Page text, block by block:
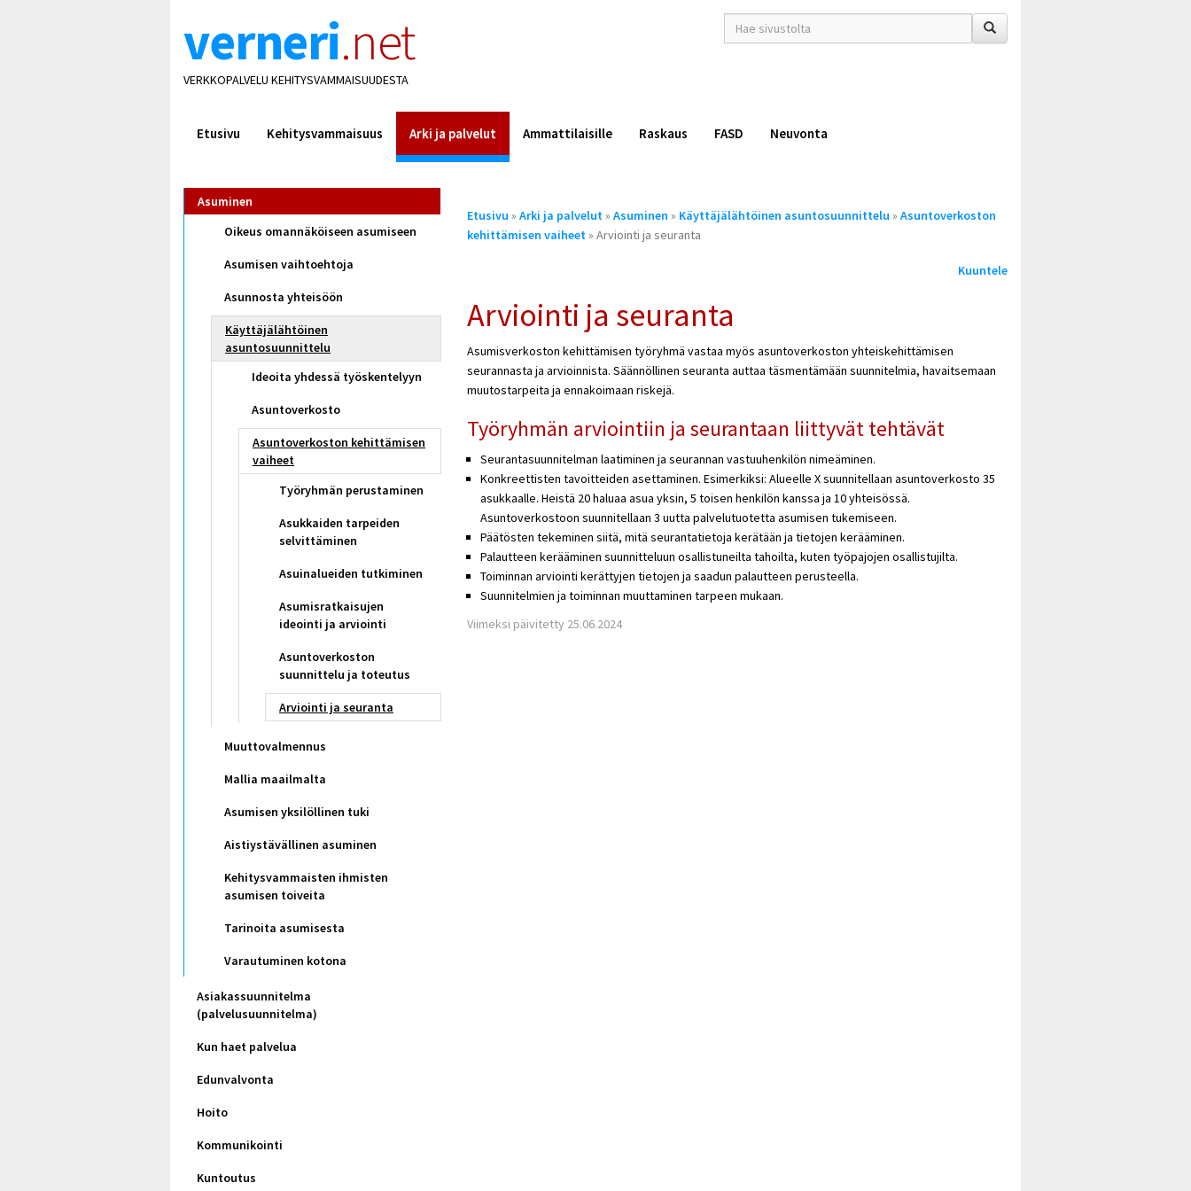
verneri.net
VERKKOPALVELU KEHITYSVAMMAISUUDESTA
hakusana(t)
*
Etusivu Kehitysvammaisuus Arki ja palvelut Ammattilaisille Raskaus FASD Neuvonta
Asuminen
Oikeus omannäköiseen asumiseen
Asumisen vaihtoehtoja
Asunnosta yhteisöön
Käyttäjälähtöinen
asuntosuunnittelu
Ideoita yhdessä työskentelyyn
Asuntoverkosto
Asuntoverkoston kehittämisen
vaiheet
Työryhmän perustaminen
Asukkaiden tarpeiden
selvittäminen
Asuinalueiden tutkiminen
Asumisratkaisujen
ideointi ja arviointi
Asuntoverkoston
suunnittelu ja toteutus
Arviointi ja seuranta
Muuttovalmennus
Mallia maailmalta
Asumisen yksilöllinen tuki
Aistiystävällinen asuminen
Kehitysvammaisten ihmisten
asumisen toiveita
Tarinoita asumisesta
Varautuminen kotona
Asiakassuunnitelma
(palvelusuunnitelma)
Kun haet palvelua
Edunvalvonta
Hoito
Kommunikointi
Kuntoutus
Olet
täällä
Etusivu » Arki ja palvelut » Asuminen » Käyttäjälähtöinen asuntosuunnittelu » Asuntoverkoston
kehittämisen vaiheet » Arviointi ja seuranta
Kuuntele
Arviointi ja seuranta
Asumisverkoston kehittämisen työryhmä vastaa myös asuntoverkoston yhteiskehittämisen
seurannasta ja arvioinnista. Säännöllinen seuranta auttaa täsmentämään suunnitelmia, havaitsemaan
muutostarpeita ja ennakoimaan riskejä.
Työryhmän arviointiin ja seurantaan liittyvät tehtävät
Seurantasuunnitelman laatiminen ja seurannan vastuuhenkilön nimeäminen.
Konkreettisten tavoitteiden asettaminen. Esimerkiksi: Alueelle X suunnitellaan asuntoverkosto 35
asukkaalle. Heistä 20 haluaa asua yksin, 5 toisen henkilön kanssa ja 10 yhteisössä.
Asuntoverkostoon suunnitellaan 3 uutta palvelutuotetta asumisen tukemiseen.
Päätösten tekeminen siitä, mitä seurantatietoja kerätään ja tietojen kerääminen.
Palautteen kerääminen suunnitteluun osallistuneilta tahoilta, kuten työpajojen osallistujilta.
Toiminnan arviointi kerättyjen tietojen ja saadun palautteen perusteella.
Suunnitelmien ja toiminnan muuttaminen tarpeen mukaan.
Viimeksi päivitetty 25.06.2024